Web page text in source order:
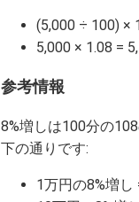
(5,000 ÷ 100) ×
5,000 × 1.08 =
参考情報
8%増しは100分の
下の通りです:
1万円の8%増し